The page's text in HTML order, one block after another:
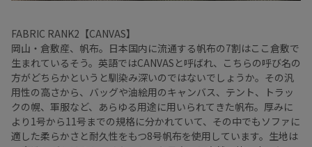
FABRIC RANK2【CANVAS】
岡山・倉敷産、帆布。日本国内に流通する帆布の7割はここ倉敷で
生まれているそう。英語ではCANVASと呼ばれ、こちらの呼び名の
方がどちらかというと馴染み深いのではないでしょうか。その汎
用性の高さから、バッグや油絵用のキャンバス、テント、トラッ
クの幌、軍服など、あらゆる用途に用いられてきた帆布。厚みに
より1号から11号までの規格に分かれていて、その中でもソファに
適した柔らかさと耐久性をもつ8号帆布を使用しています。生地は